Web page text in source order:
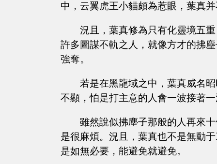
中，云翼虎王小貓頗為惹眼，葉真
況且，葉真修為只有化靈境五
許多圖謀不軌之人，就像方才的拂
強奪。
若是在黑龍域之中，葉真威名
不顯，怕是打主意的人會一波接著
雖然說似拂塵子那般的人再來
是很麻煩。況且，葉真也不是無動
是如無必要，能避免就避免。